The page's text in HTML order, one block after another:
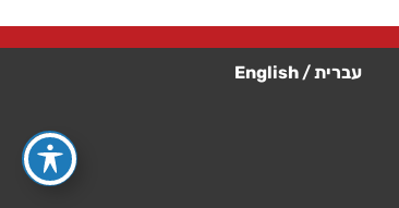
עברית/
English